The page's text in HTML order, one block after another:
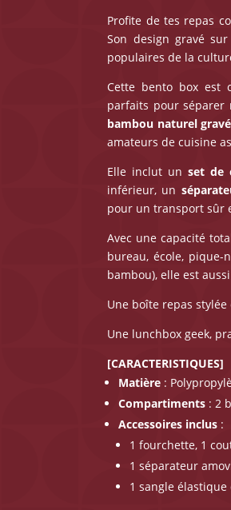
Profite de tes repas
Son design gravé
populaires de la
Cette bento box est
parfaits pour séparer
bambou naturel
amateurs de cuisine
Elle inclut unset de
inférieur, un
pour un transport sûr
Avec une capacité
bureau, école, pique-
bambou), elle est
Une boîte repas
Une lunchbox geek,
[CARACTERISTIQUES]
Matière :
Compartiments : 2
Accessoires inclus :
1 fourchette, 1
1 séparateur
1 sangle